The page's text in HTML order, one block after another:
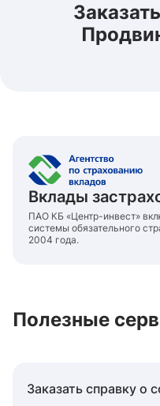
Вклады
ПАО КБ «Центр-инвест»
системы обязательного
2004 года.
Полезные
Заказать справку о